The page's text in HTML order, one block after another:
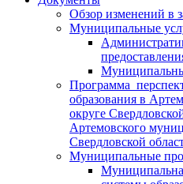
Обзор изменений в
Муниципальные
Программа
образования в
округе
Артемовского
Свердловской
Муниципальные